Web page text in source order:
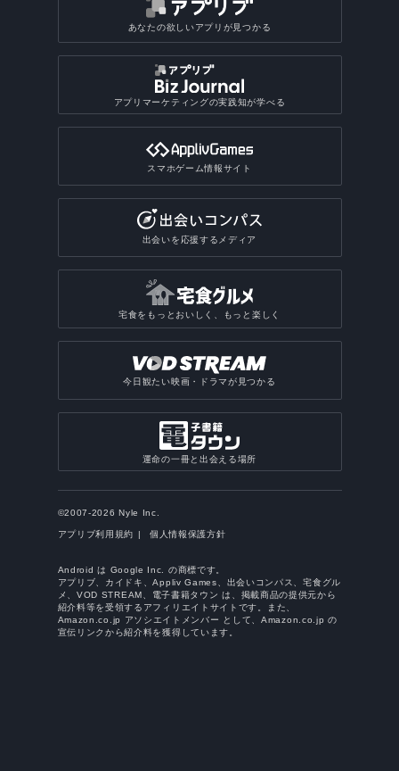
あなたの欲しいアプリが見つかる
アプリマーケティングの実践知が学べる
スマホゲーム情報サイト
出会いを応援するメディア
宅食をもっとおいしく、もっと楽しく
今日観たい映画・ドラマが見つかる
運命の一冊と出会える場所
©2007-2026 Nyle Inc.
アプリブ利用規約 個人情報保護方針
Android は Google Inc. の商標です。
アプリブ、カイドキ、Appliv Games、出会いコンパス、宅食グル
メ、VOD STREAM、電子書籍タウン は、掲載商品の提供元から
紹介料等を受領するアフィリエイトサイトです。また、
Amazon.co.jp アソシエイトメンバー として、Amazon.co.jp の
宣伝リンクから紹介料を獲得しています。